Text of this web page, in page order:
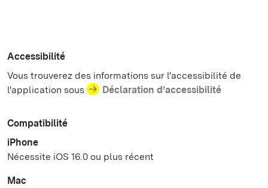
Accessibilité
Vous trouverez des informations sur l'accessibilité de
l'application sous
Déclaration d’accessibilité
Compatibilité
iPhone
Nécessite iOS 16.0 ou plus récent
Mac